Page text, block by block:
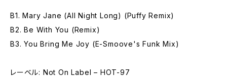
B1. Mary Jane (All Night Long) (Puffy Remix)
B2. Be With You (Remix)
B3. You Bring Me Joy (E-Smoove's Funk Mix)
レーベル: Not On Label – HOT-97